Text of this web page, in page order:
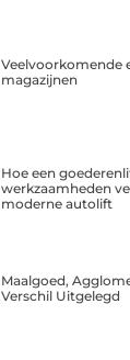
Veelvoorkomende
magazijnen
Hoe een
werkzaamheden
moderne autolift
Maalgoed,
Verschil Uitgelegd